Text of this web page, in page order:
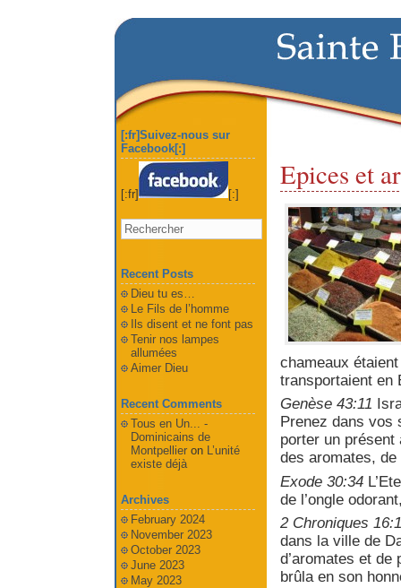
Epices et
chameaux
transportaient en
Genèse 43:11
Prenez dans vos
porter un présent
des aromates,
Exode 30:34
de l’ongle
2 Chroniques
dans la ville de
d’aromates et de
brûla en son
[:fr]Suivez-nous sur
Facebook[:]
[:fr] [:]
Recent Posts
Dieu tu es…
Le Fils de l’homme
Ils disent et ne font pas
Tenir nos lampes
allumées
Aimer Dieu
Recent Comments
Tous en Un... -
Dominicains de
Montpellieron L’unité
existe déjà
Archives
February 2024
November 2023
October 2023
June 2023
May 2023